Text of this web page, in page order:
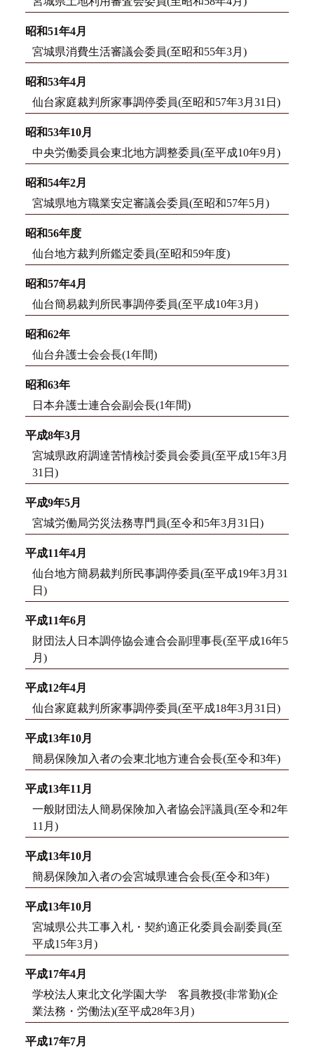
昭和51年4月
宮城県消費生活審議会委員(至昭和55年3月)
昭和53年4月
仙台家庭裁判所家事調停委員(至昭和57年3月31日)
昭和53年10月
中央労働委員会東北地方調整委員(至平成10年9月)
昭和54年2月
宮城県地方職業安定審議会委員(至昭和57年5月)
昭和56年度
仙台地方裁判所鑑定委員(至昭和59年度)
昭和57年4月
仙台簡易裁判所民事調停委員(至平成10年3月)
昭和62年
仙台弁護士会会長(1年間)
昭和63年
日本弁護士連合会副会長(1年間)
平成8年3月
宮城県政府調達苦情検討委員会委員(至平成15年3月
31日)
平成9年5月
宮城労働局労災法務専門員(至令和5年3月31日)
平成11年4月
仙台地方簡易裁判所民事調停委員(至平成19年3月31
日)
平成11年6月
財団法人日本調停協会連合会副理事長(至平成16年5
月)
平成12年4月
仙台家庭裁判所家事調停委員(至平成18年3月31日)
平成13年10月
簡易保険加入者の会東北地方連合会長(至令和3年)
平成13年11月
一般財団法人簡易保険加入者協会評議員(至令和2年
11月)
平成13年10月
簡易保険加入者の会宮城県連合会長(至令和3年)
平成13年10月
宮城県公共工事入札・契約適正化委員会副委員(至
平成15年3月)
平成17年4月
学校法人東北文化学園大学 客員教授(非常勤)(企
業法務・労働法)(至平成28年3月)
平成17年7月